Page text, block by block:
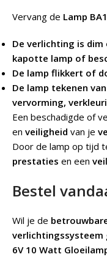
Vervang de Lamp
De verlichting is
kapotte lamp of
De lamp flikkert of
De lamp tekenen
vervorming,
Een beschadigde of
en veiligheid van je
Door de lamp op tijd
prestaties en een
Bestel
Wil je de
verlichtingssysteem
6V 10 Watt